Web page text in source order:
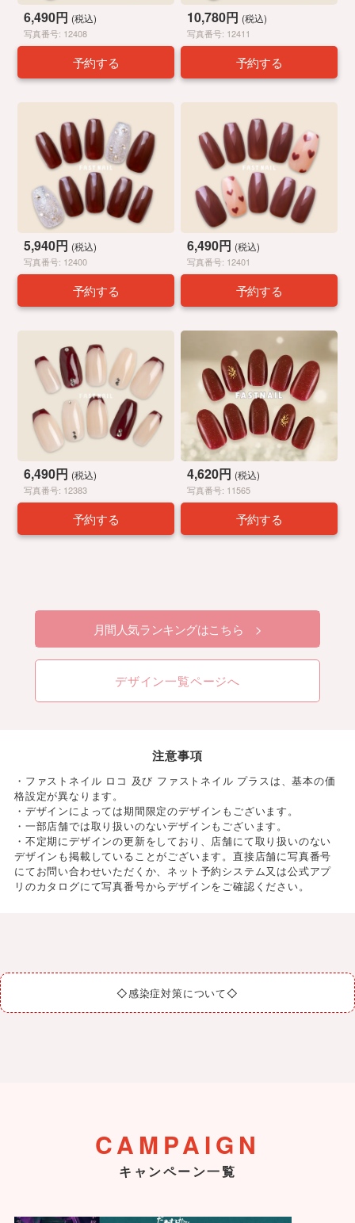
6,490円 (税込)
写真番号: 12408
予約する
10,780円 (税込)
写真番号: 12411
予約する
5,940円 (税込)
写真番号: 12400
予約する
6,490円 (税込)
写真番号: 12401
予約する
6,490円 (税込)
写真番号: 12383
予約する
4,620円 (税込)
写真番号: 11565
予約する
月間人気ランキングはこちら >
デザイン一覧ページへ
注意事項
・ファストネイル ロコ 及び ファストネイル プラスは、基本の価
格設定が異なります。
・デザインによっては期間限定のデザインもございます。
・一部店舗では取り扱いのないデザインもございます。
・不定期にデザインの更新をしており、店舗にて取り扱いのない
デザインも掲載していることがございます。直接店舗に写真番号
にてお問い合わせいただくか、ネット予約システム又は公式アプ
リのカタログにて写真番号からデザインをご確認ください。
◇感染症対策について◇
CAMPAIGN
キャンペーン一覧